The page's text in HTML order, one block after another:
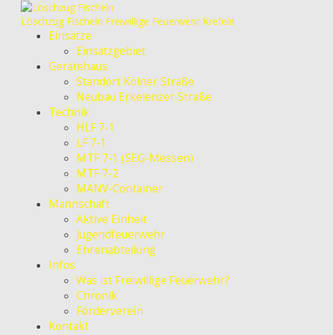
Löschzug Fischeln Freiwillige Feuerwehr Krefeld
Einsätze
Einsatzgebiet
Gerätehaus
Standort Kölner Straße
Neubau Erkelenzer Straße
Technik
HLF 7-1
LF 7-1
MTF 7-1 (SEG-Messen)
MTF 7-2
MANV-Container
Mannschaft
Aktive Einheit
Jugendfeuerwehr
Ehrenabteilung
Infos
Was ist Freiwillige Feuerwehr?
Chronik
Förderverein
Kontakt